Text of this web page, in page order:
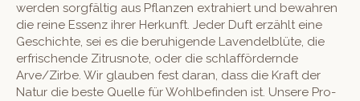
wer­den sorgfältig aus Pflanzen extrahiert und bewahren
die reine Essenz ihrer Herkun­ft. Jed­er Duft erzählt eine
Geschichte, sei es die beruhi­gende Laven­del­blüte, die
erfrischende Zitrusnote, oder die schlaf­fördernde
Arve/Zirbe. Wir glauben fest daran, dass die Kraft der
Natur die beste Quelle für Wohlbefind­en ist. Unsere Pro­